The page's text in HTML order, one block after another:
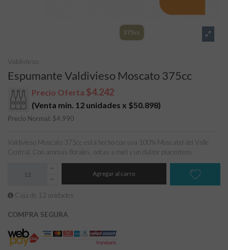
375cc
Valdivieso
Espumante Valdivieso Moscato 375cc
(Venta min. 12 unidades x $50.898)
Precio Oferta $4.242
Precio Normal: $4.990
Valdivieso Moscato 375cc está hecho con uva 100% Moscatel del Valle
Central. Con aromas florales, notas a miel y un dulzor placentero.
Agregar al carro
Caja de 12 unidades
COMPRA SEGURA